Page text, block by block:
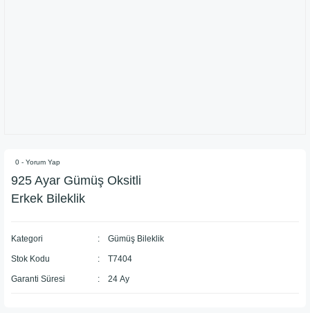
0 - Yorum Yap
925 Ayar Gümüş Oksitli
Erkek Bileklik
Kategori Gümüş Bileklik
Stok Kodu T7404
Garanti Süresi 24 Ay